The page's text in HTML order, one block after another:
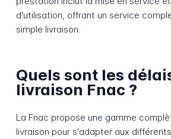
d'utilisation, offrant un service
simple livraison.
Quels sont les
livraison Fnac ?
La Fnac propose une gamme
livraison pour s'adapter aux